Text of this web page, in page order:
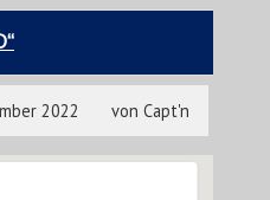
2022 von Capt'n